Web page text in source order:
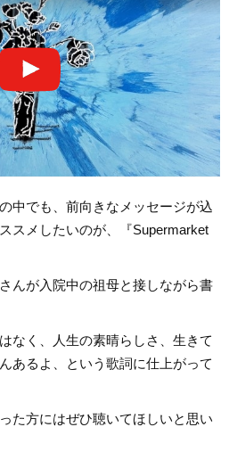
中でも、前向きなメッセージが込
スメしたいのが、『Supermarket
んが入院中の祖母と接しながら書
なく、人生の素晴らしさ、生きて
あるよ、という歌詞に仕上がって
た方にはぜひ聴いてほしいと思い